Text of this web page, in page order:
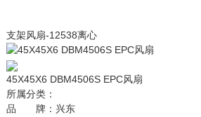
支架风扇-12538离心
45X45X6 DBM4506S EPC风扇
所属分类：
品 牌： 兴东